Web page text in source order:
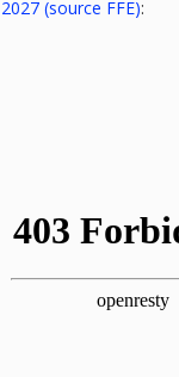
2027 (source FFE):